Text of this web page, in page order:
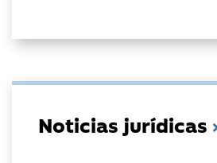
Noticias jurídicas